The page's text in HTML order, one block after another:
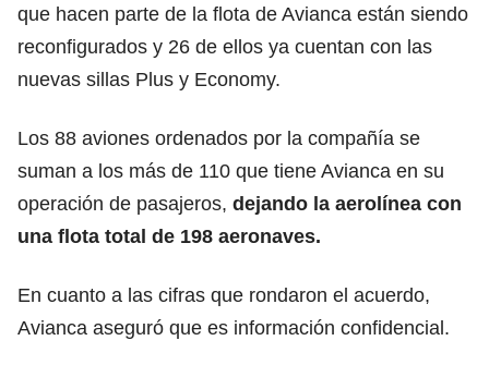
que hacen parte de la flota de Avianca están siendo
reconfigurados y 26 de ellos ya cuentan con las
nuevas sillas Plus y Economy.
Los 88 aviones ordenados por la compañía se
suman a los más de 110 que tiene Avianca en su
operación de pasajeros, dejando la aerolínea con
una flota total de 198 aeronaves.
En cuanto a las cifras que rondaron el acuerdo,
Avianca aseguró que es información confidencial.